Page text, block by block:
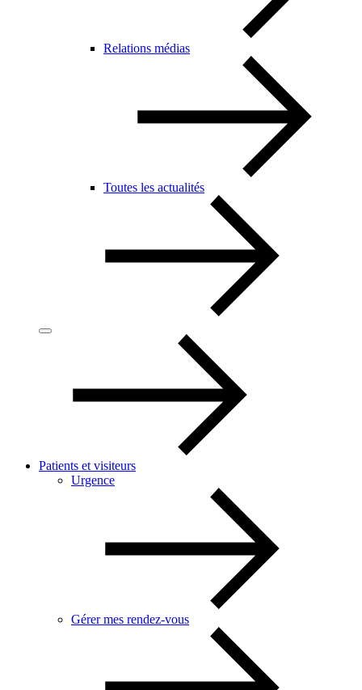
Relations médias
Toutes les actualités
Patients et visiteurs
Urgence
Gérer mes rendez-vous